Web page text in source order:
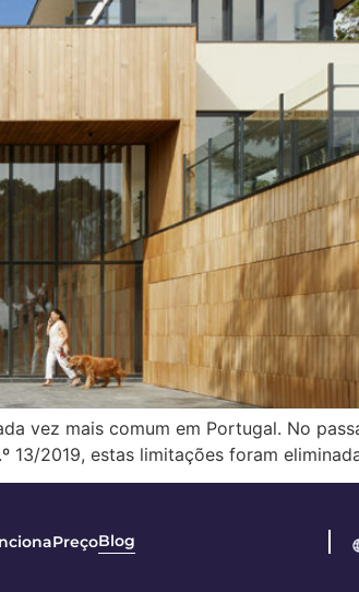
vez mais comum em Portugal. No
13/2019, estas limitações foram
PreçoBlog